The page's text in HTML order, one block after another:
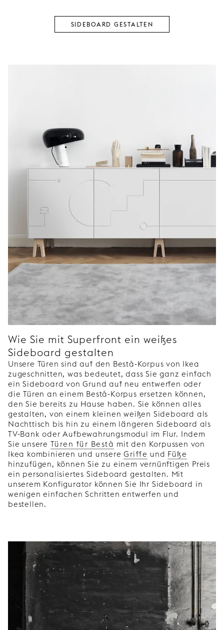
SIDEBOARD GESTALTEN
Wie Sie mit Superfront ein weißes
Sideboard gestalten
Unsere Türen sind auf den Bestå-Korpus von Ikea
zugeschnitten, was bedeutet, dass Sie ganz einfach
ein Sideboard von Grund auf neu entwerfen oder
die Türen an einem Bestå-Korpus ersetzen können,
den Sie bereits zu Hause haben. Sie können alles
gestalten, von einem kleinen weißen Sideboard als
Nachttisch bis hin zu einem längeren Sideboard als
TV-Bank oder Aufbewahrungsmodul im Flur. Indem
Sie unsere Türen für Bestå mit den Korpussen von
Ikea kombinieren und unsereGriffe und Füße
hinzufügen, können Sie zu einem vernünftigen Preis
ein personalisiertes Sideboard gestalten. Mit
unserem Konfigurator können Sie Ihr Sideboard in
wenigen einfachen Schritten entwerfen und
bestellen.